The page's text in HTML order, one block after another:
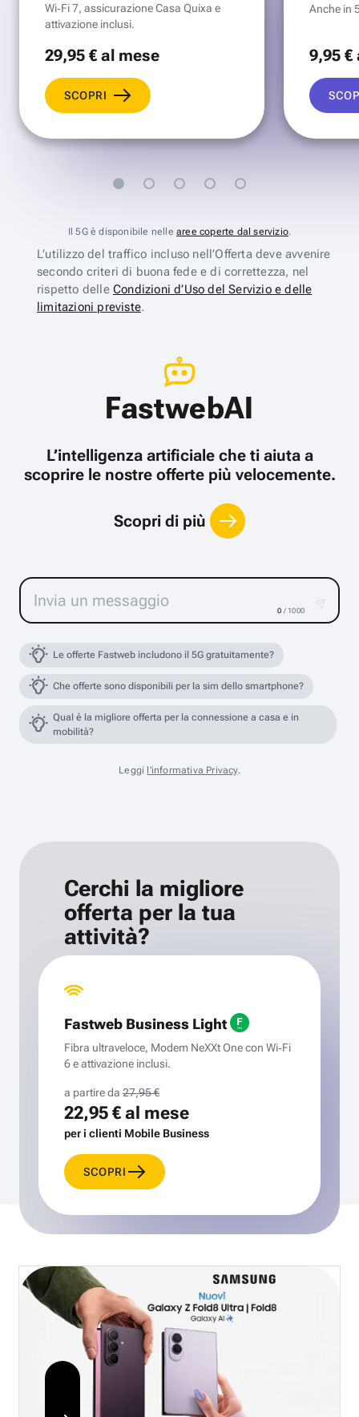
Wi‑Fi 7, assicurazione Casa Quixa e
attivazione inclusi.
29,95 €al mese
SCOPRI
Anche in
9,95 €
Il 5G è disponibile nelle aree coperte dal servizio.
L’utilizzo del traffico incluso nell’Offerta deve avvenire
secondo criteri di buona fede e di correttezza, nel
rispetto delle Condizioni d’Uso del Servizio e delle
limitazioni previste.
FastwebAI
L’intelligenza artificiale che ti aiuta a
scoprire le nostre offerte più velocemente.
Scopri di più
0 / 1000
Le offerte Fastweb includono il 5G gratuitamente?
Che offerte sono disponibili per la sim dello smartphone?
Qual è la migliore offerta per la connessione a casa e in
mobilità?
Leggi l'informativa Privacy.
Cerchi la migliore
offerta per la tua
attività?
Fastweb Business Light
Fibra ultraveloce, Modem NeXXt One con Wi‑Fi
6 e attivazione inclusi.
a partire da 27,95 €
22,95 €al mese
per i clienti Mobile Business
SCOPRI